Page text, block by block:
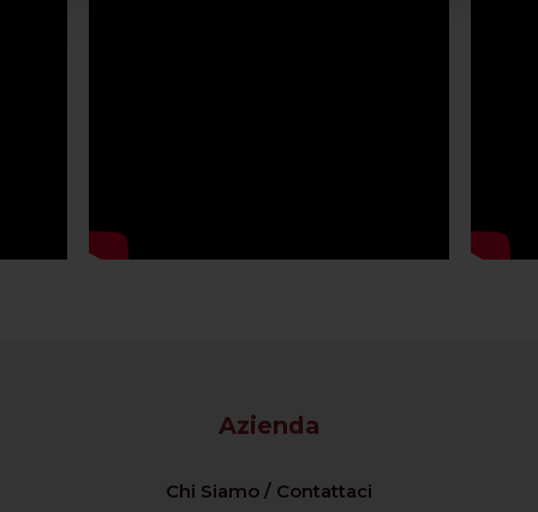
Azienda
Chi Siamo / Contattaci